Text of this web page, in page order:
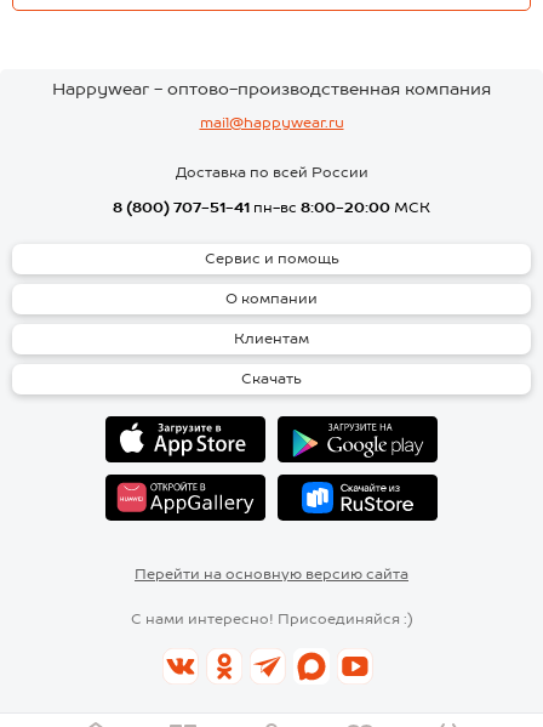
Happywear - оптово-производственная компания
mail@happywear.ru
Доставка по всей России
8 (800) 707-51-41 пн-вс 8:00-20:00 МСК
Сервис и помощь
О компании
Клиентам
Скачать
Перейти на основную версию сайта
С нами интересно! Присоединяйся :)